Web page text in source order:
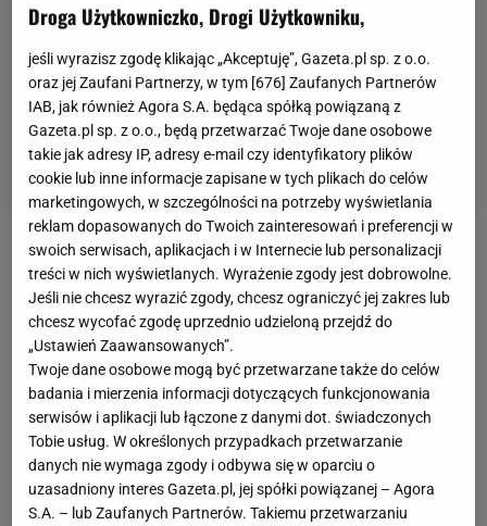
W niedzielę, tradycyjnie w słoweńskiej Planicy,
zakończył się sezon 2024/25 Pucharu Świata w
skokach narciarskich. Wfinalesezonu najlepszy był
Słoweniec Anże Lanisek, jego rodak Domen Prevc
skokiemna 254,5 metra pobił oficjalny rekord
świata, a z Polaków tym razem najlepiej spisał się
nie trzynasty Paweł Wąsek, a Aleksander Zniszczoł,
który zajął siódme miejsce.
Droga Użytkowniczko, Drogi Użytkowniku,
jeśli wyrazisz zgodę klikając „Akceptuję”, Gazeta.pl sp. z o.o.
oraz jej Zaufani Partnerzy, w tym [676] Zaufanych Partnerów
IAB, jak również Agora S.A. będąca spółką powiązaną z
Gazeta.pl sp. z o.o., będą przetwarzać Twoje dane osobowe
takie jak adresy IP, adresy e-mail czy identyfikatory plików
cookie lub inne informacje zapisane w tych plikach do celów
marketingowych, w szczególności na potrzeby wyświetlania
reklam dopasowanych do Twoich zainteresowań i preferencji w
swoich serwisach, aplikacjach i w Internecie lub personalizacji
treści w nich wyświetlanych. Wyrażenie zgody jest dobrowolne.
Jeśli nie chcesz wyrazić zgody, chcesz ograniczyć jej zakres lub
chcesz wycofać zgodę uprzednio udzieloną przejdź do
„Ustawień Zaawansowanych”.
Twoje dane osobowe mogą być przetwarzane także do celów
badania i mierzenia informacji dotyczących funkcjonowania
serwisów i aplikacji lub łączone z danymi dot. świadczonych
Tobie usług. W określonych przypadkach przetwarzanie
danych nie wymaga zgody i odbywa się w oparciu o
uzasadniony interes Gazeta.pl, jej spółki powiązanej – Agora
S.A. – lub Zaufanych Partnerów. Takiemu przetwarzaniu